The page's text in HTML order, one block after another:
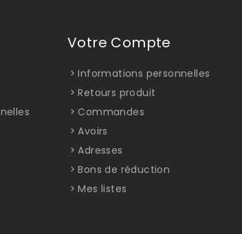
Votre Compte
Informations personnelles
Retours produit
Commandes
Avoirs
Adresses
Bons de réduction
Mes listes